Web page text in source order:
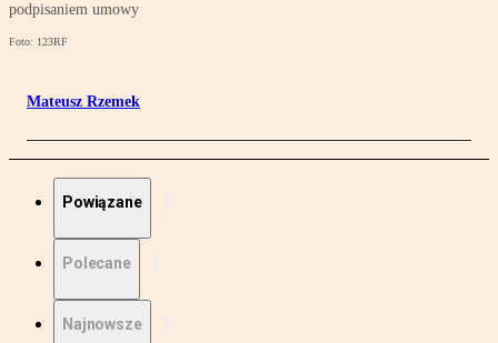
podpisaniem umowy
Foto: 123RF
Mateusz Rzemek
Powiązane
Polecane
Najnowsze